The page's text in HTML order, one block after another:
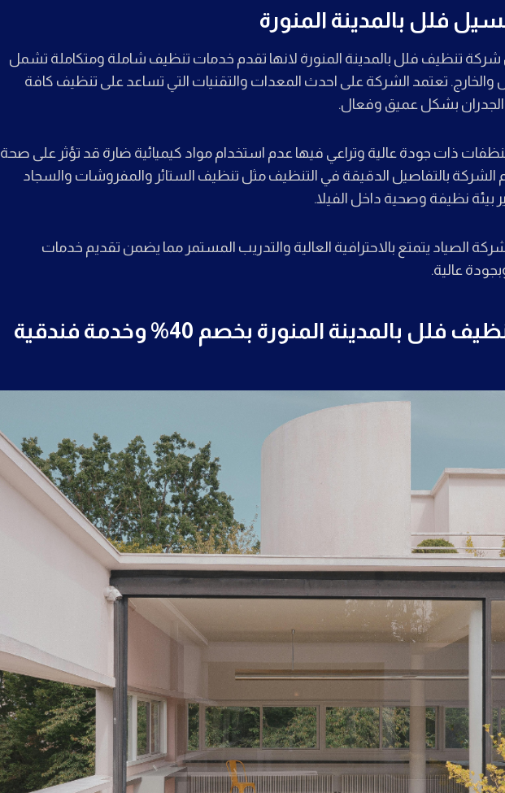
فلل بالمدينة المنورة
تنظيف فلل بالمدينة المنورة لانها تقدم خدمات تنظيف شاملة ومتكاملة تشمل
والخارج. تعتمد الشركة على احدث المعدات والتقنيات التي تساعد على تنظيف كافة
والجدران بشكل عميق وفعال.
ذات جودة عالية وتراعي فيها عدم استخدام مواد كيميائية ضارة قد تؤثر على صحة
الشركة بالتفاصيل الدقيقة في التنظيف مثل تنظيف الستائر والمفروشات والسجاد
بيئة نظيفة وصحية داخل الفيلا.
الصياد يتمتع بالاحترافية العالية والتدريب المستمر مما يضمن تقديم خدمات
عالية.
أفضل شركة تنظيف فلل بالمدينة المنورة بخصم 40% وخدمة فندقية